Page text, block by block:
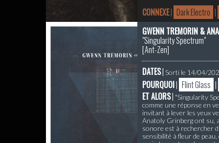
CONNEXE| Dark Electro |
GWENN TREMORIN &
"Singularity Spectrum"
[Ant-Zen]
DATES| Sorti le 14/04/
POURQUOI| Flint Glass |
ET ALORS| "Singularity
comme une réponse en
invitant à lever les yeux
Anatoly Grinberg ont su,
sonore est à rechercher
sensibilité à fleur de